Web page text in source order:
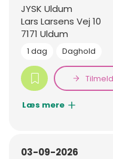
JYSK Uldum
Lars Larsens Vej 10
7171 Uldum
1 dag Daghold
Læs mere
03-09-2026